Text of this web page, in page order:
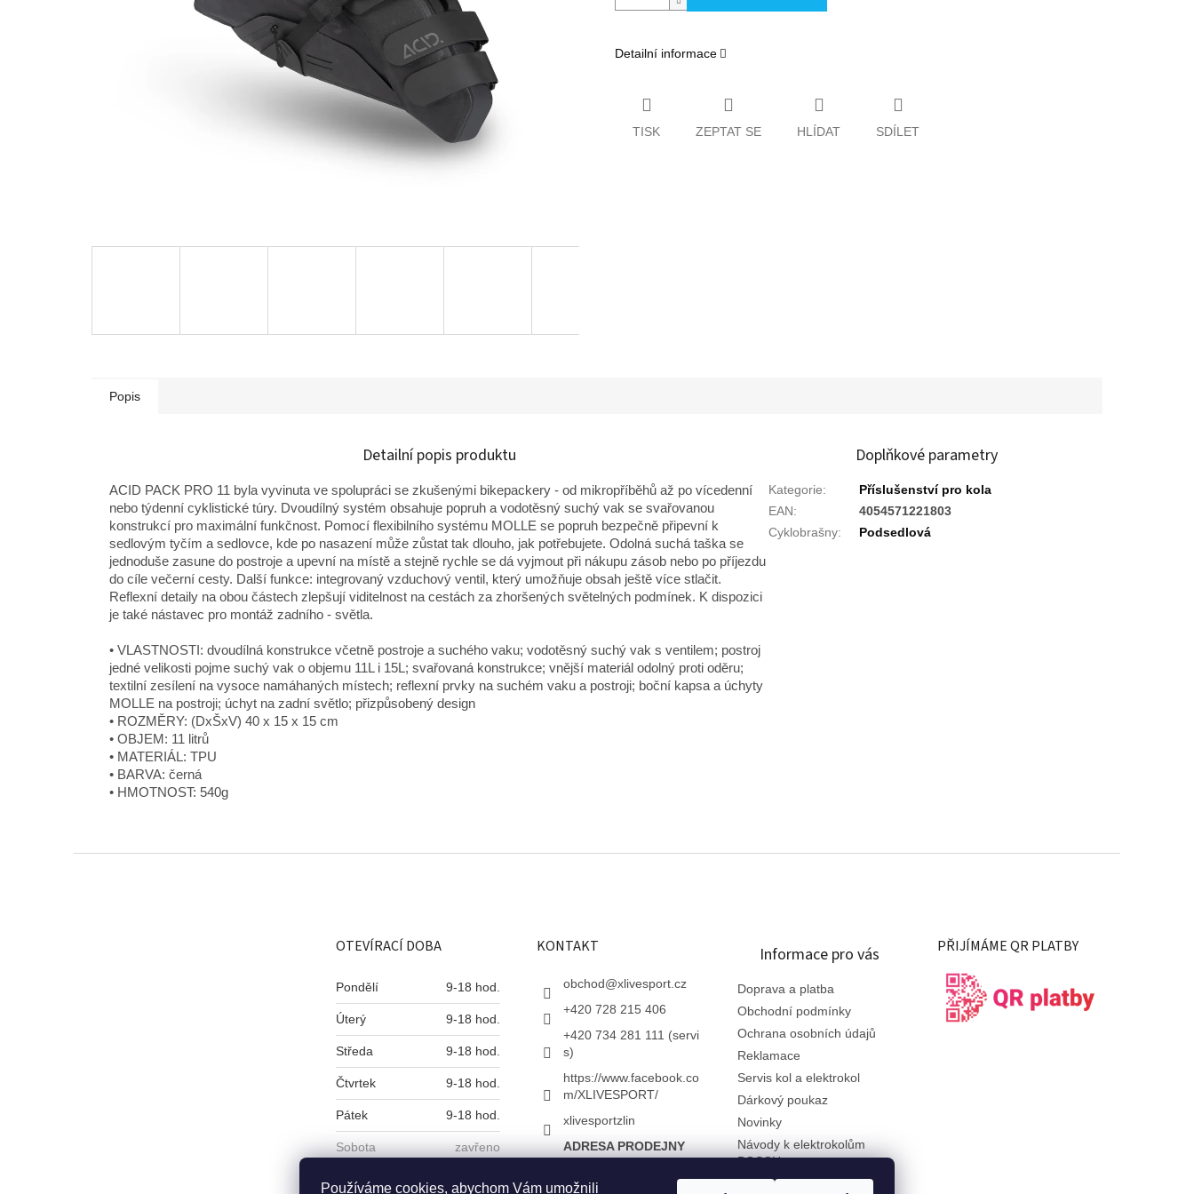
Používáme cookies, abychom Vám umožnili
Detailní informace
TISK ZEPTAT SE HLÍDAT SDÍLET
Popis
Detailní popis produktu
ACID PACK PRO 11 byla vyvinuta ve spolupráci se zkušenými bikepackery - od mikropříběhů až po vícedenní
nebo týdenní cyklistické túry. Dvoudílný systém obsahuje popruh a vodotěsný suchý vak se svařovanou
konstrukcí pro maximální funkčnost. Pomocí flexibilního systému MOLLE se popruh bezpečně připevní k
sedlovým tyčím a sedlovce, kde po nasazení může zůstat tak dlouho, jak potřebujete. Odolná suchá taška se
jednoduše zasune do postroje a upevní na místě a stejně rychle se dá vyjmout při nákupu zásob nebo po příjezdu
do cíle večerní cesty. Další funkce: integrovaný vzduchový ventil, který umožňuje obsah ještě více stlačit.
Reflexní detaily na obou částech zlepšují viditelnost na cestách za zhoršených světelných podmínek. K dispozici
je také nástavec pro montáž zadního - světla.
• VLASTNOSTI: dvoudílná konstrukce včetně postroje a suchého vaku; vodotěsný suchý vak s ventilem; postroj
jedné velikosti pojme suchý vak o objemu 11L i 15L; svařovaná konstrukce; vnější materiál odolný proti oděru;
textilní zesílení na vysoce namáhaných místech; reflexní prvky na suchém vaku a postroji; boční kapsa a úchyty
MOLLE na postroji; úchyt na zadní světlo; přizpůsobený design
• ROZMĚRY: (DxŠxV) 40 x 15 x 15 cm
• OBJEM: 11 litrů
• MATERIÁL: TPU
• BARVA: černá
• HMOTNOST: 540g
Doplňkové parametry
Kategorie:
Příslušenství pro kola
EAN:
4054571221803
Cyklobrašny: Podsedlová
OTEVÍRACÍ DOBA
Pondělí 9-18 hod.
Úterý 9-18 hod.
Středa 9-18 hod.
Čtvrtek 9-18 hod.
Pátek 9-18 hod.
Sobota zavřeno
Neděle
KONTAKT
obchod@xlivesport.cz
+420 728 215 406
+420 734 281 111 (servi
s)
https://www.facebook.co
m/XLIVESPORT/
xlivesportzlin
ADRESA PRODEJNY
Dřevnická 377
Informace pro vás
Doprava a platba
Obchodní podmínky
Ochrana osobních údajů
Reklamace
Servis kol a elektrokol
Dárkový poukaz
Novinky
Návody k elektrokolům
BOSCH
Napište nám
PŘIJÍMÁME QR PLATBY